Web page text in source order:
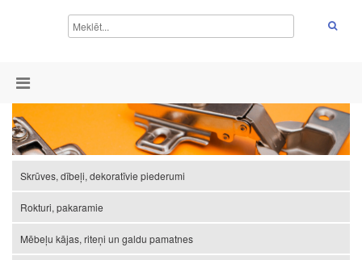
Skrūves, dībeļi, dekoratīvie piederumi
Rokturi, pakaramie
Mēbeļu kājas, riteņi un galdu pamatnes